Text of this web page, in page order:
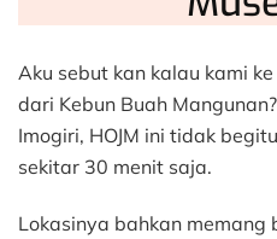
Aku sebut kan kalau kami
dari Kebun Buah
Imogiri, HOJM ini tidak
sekitar 30 menit saja.
Lokasinya bahkan